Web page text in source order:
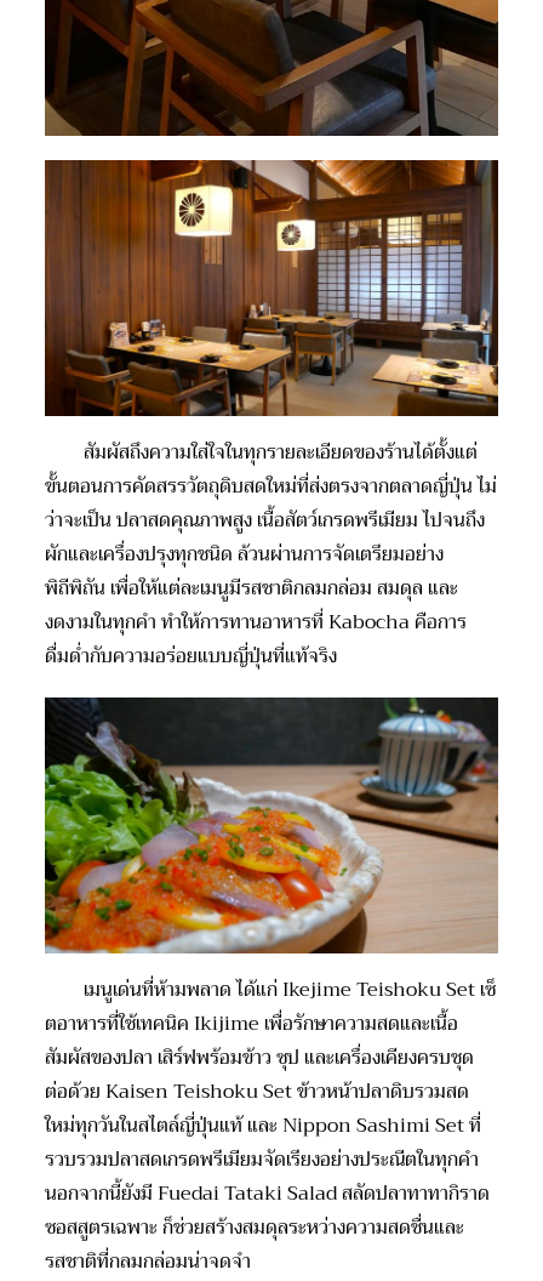
สัมผัสถึงความใส่ใจในทุกรายละเอียดของร้านได้ตั้งแต่
ขั้นตอนการคัดสรรวัตถุดิบสดใหม่ที่ส่งตรงจากตลาดญี่ปุ่น ไม่
ว่าจะเป็น ปลาสดคุณภาพสูง เนื้อสัตว์เกรดพรีเมียม ไปจนถึง
ผักและเครื่องปรุงทุกชนิด ล้วนผ่านการจัดเตรียมอย่าง
พิถีพิถัน เพื่อให้แต่ละเมนูมีรสชาติกลมกล่อม สมดุล และ
งดงามในทุกคำ ทำให้การทานอาหารที่ Kabocha คือการ
ดื่มด่ำกับความอร่อยแบบญี่ปุ่นที่แท้จริง
เมนูเด่นที่ห้ามพลาด ได้แก่ Ikejime Teishoku Set เซ็
ตอาหารที่ใช้เทคนิค Ikijime เพื่อรักษาความสดและเนื้อ
สัมผัสของปลา เสิร์ฟพร้อมข้าว ซุป และเครื่องเคียงครบชุด
ต่อด้วย Kaisen Teishoku Set ข้าวหน้าปลาดิบรวมสด
ใหม่ทุกวันในสไตล์ญี่ปุ่นแท้ และ Nippon Sashimi Set ที่
รวบรวมปลาสดเกรดพรีเมียมจัดเรียงอย่างประณีตในทุกคำ
นอกจากนี้ยังมี Fuedai Tataki Salad สลัดปลาทาทากิราด
ซอสสูตรเฉพาะ ก็ช่วยสร้างสมดุลระหว่างความสดชื่นและ
รสชาติที่กลมกล่อมน่าจดจำ